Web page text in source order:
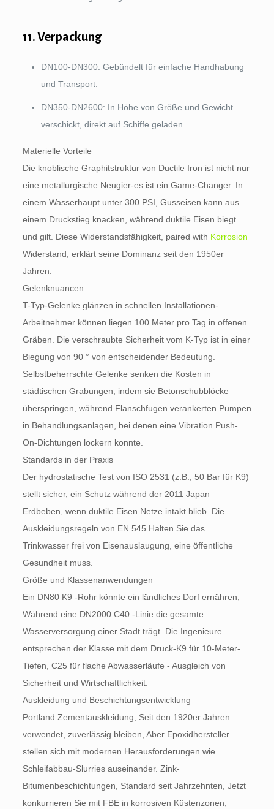
11. Verpackung
DN100-DN300: Gebündelt für einfache Handhabung
und Transport.
DN350-DN2600: In Höhe von Größe und Gewicht
verschickt, direkt auf Schiffe geladen.
Materielle Vorteile
Die knoblische Graphitstruktur von Ductile Iron ist nicht nur
eine metallurgische Neugier-es ist ein Game-Changer. In
einem Wasserhaupt unter 300 PSI, Gusseisen kann aus
einem Druckstieg knacken, während duktile Eisen biegt
und gilt. Diese Widerstandsfähigkeit, paired with Korrosion
Widerstand, erklärt seine Dominanz seit den 1950er
Jahren.
Gelenknuancen
T-Typ-Gelenke glänzen in schnellen Installationen-
Arbeitnehmer können liegen 100 Meter pro Tag in offenen
Gräben. Die verschraubte Sicherheit vom K-Typ ist in einer
Biegung von 90 ° von entscheidender Bedeutung.
Selbstbeherrschte Gelenke senken die Kosten in
städtischen Grabungen, indem sie Betonschubblöcke
überspringen, während Flanschfugen verankerten Pumpen
in Behandlungsanlagen, bei denen eine Vibration Push-
On-Dichtungen lockern konnte.
Standards in der Praxis
Der hydrostatische Test von ISO 2531 (z.B., 50 Bar für K9)
stellt sicher, ein Schutz während der 2011 Japan
Erdbeben, wenn duktile Eisen Netze intakt blieb. Die
Auskleidungsregeln von EN 545 Halten Sie das
Trinkwasser frei von Eisenauslaugung, eine öffentliche
Gesundheit muss.
Größe und Klassenanwendungen
Ein DN80 K9 -Rohr könnte ein ländliches Dorf ernähren,
Während eine DN2000 C40 -Linie die gesamte
Wasserversorgung einer Stadt trägt. Die Ingenieure
entsprechen der Klasse mit dem Druck-K9 für 10-Meter-
Tiefen, C25 für flache Abwasserläufe - Ausgleich von
Sicherheit und Wirtschaftlichkeit.
Auskleidung und Beschichtungsentwicklung
Portland Zementauskleidung, Seit den 1920er Jahren
verwendet, zuverlässig bleiben, Aber Epoxidhersteller
stellen sich mit modernen Herausforderungen wie
Schleifabbau-Slurries auseinander. Zink-
Bitumenbeschichtungen, Standard seit Jahrzehnten, Jetzt
konkurrieren Sie mit FBE in korrosiven Küstenzonen,